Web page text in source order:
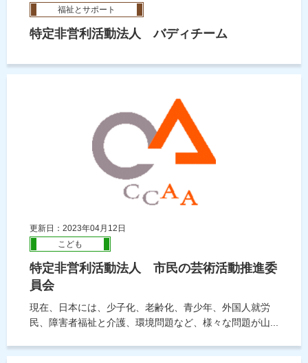
福祉とサポート
特定非営利活動法人 バディチーム
更新日：2023年04月12日
こども
特定非営利活動法人 市民の芸術活動推進委
員会
現在、日本には、少子化、老齢化、青少年、外国人就労
民、障害者福祉と介護、環境問題など、様々な問題が山...